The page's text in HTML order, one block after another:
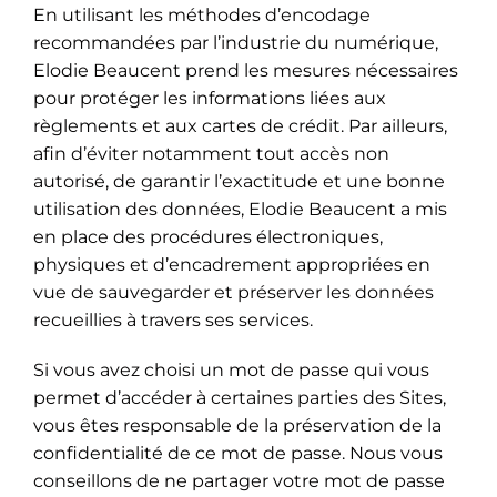
En utilisant les méthodes d’encodage
recommandées par l’industrie du numérique,
Elodie Beaucent prend les mesures nécessaires
pour protéger les informations liées aux
règlements et aux cartes de crédit. Par ailleurs,
afin d’éviter notamment tout accès non
autorisé, de garantir l’exactitude et une bonne
utilisation des données, Elodie Beaucent a mis
en place des procédures électroniques,
physiques et d’encadrement appropriées en
vue de sauvegarder et préserver les données
recueillies à travers ses services.
Si vous avez choisi un mot de passe qui vous
permet d’accéder à certaines parties des Sites,
vous êtes responsable de la préservation de la
confidentialité de ce mot de passe. Nous vous
conseillons de ne partager votre mot de passe